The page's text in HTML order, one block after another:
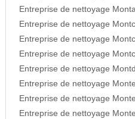
Entreprise de nettoyage
Entreprise de nettoyage
Entreprise de nettoyage
Entreprise de nettoyage
Entreprise de nettoyage
Entreprise de nettoyage
Entreprise de nettoyage
Entreprise de nettoyage